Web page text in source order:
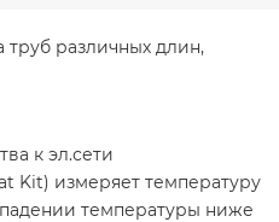
труб различных длин,
к эл.сети
Kit) измеряет температуру
температуры ниже